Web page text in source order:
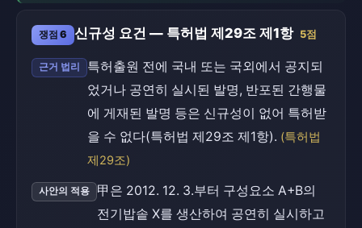
쟁점 6 신규성 요건 — 특허법 제29조 제1항 5점
근거 법리
특허출원 전에 국내 또는 국외에서 공지되
었거나 공연히 실시된 발명, 반포된 간행물
에 게재된 발명 등은 신규성이 없어 특허받
을 수 없다(특허법 제29조 제1항). (특허법
제29조)
사안의 적용
甲은 2012. 12. 3.부터 구성요소 A+B의
전기밥솥 X를 생산하여 공연히 실시하고